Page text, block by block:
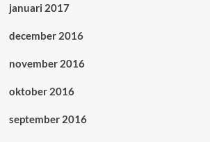
januari 2017
december 2016
november 2016
oktober 2016
september 2016